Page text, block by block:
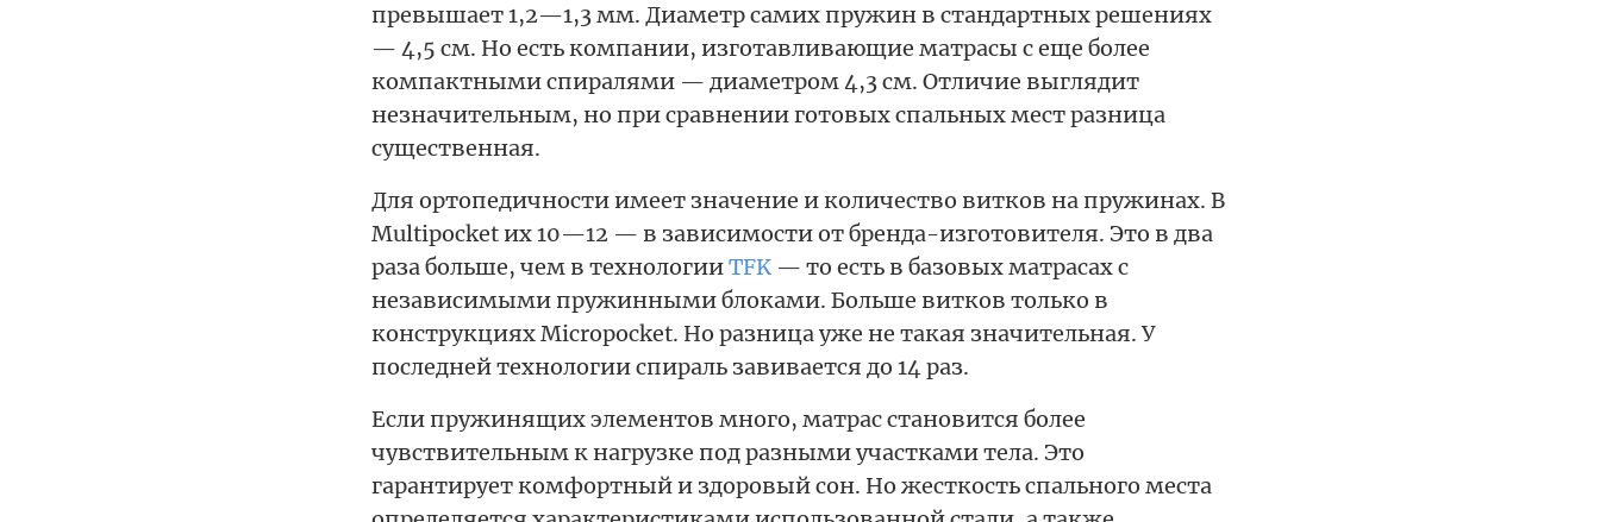
превышает 1,2—1,3 мм. Диаметр самих пружин в стандартных решениях
— 4,5 см. Но есть компании, изготавливающие матрасы с еще более
компактными спиралями — диаметром 4,3 см. Отличие выглядит
незначительным, но при сравнении готовых спальных мест разница
существенная.
Для ортопедичности имеет значение и количество витков на пружинах. В
Multipocket их 10—12 — в зависимости от бренда-изготовителя. Это в два
раза больше, чем в технологииTFK — то есть в базовых матрасах с
независимыми пружинными блоками. Больше витков только в
конструкциях Micropocket. Но разница уже не такая значительная. У
последней технологии спираль завивается до 14 раз.
Если пружинящих элементов много, матрас становится более
чувствительным к нагрузке под разными участками тела. Это
гарантирует комфортный и здоровый сон. Но жесткость спального места